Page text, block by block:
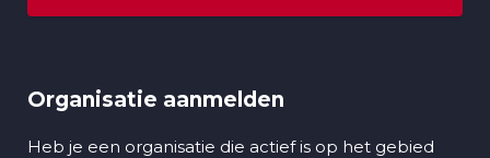
Organisatie aanmelden
Heb je een organisatie die actief is op het gebied